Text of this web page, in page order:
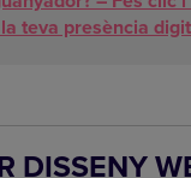
teva presència
DISSENY